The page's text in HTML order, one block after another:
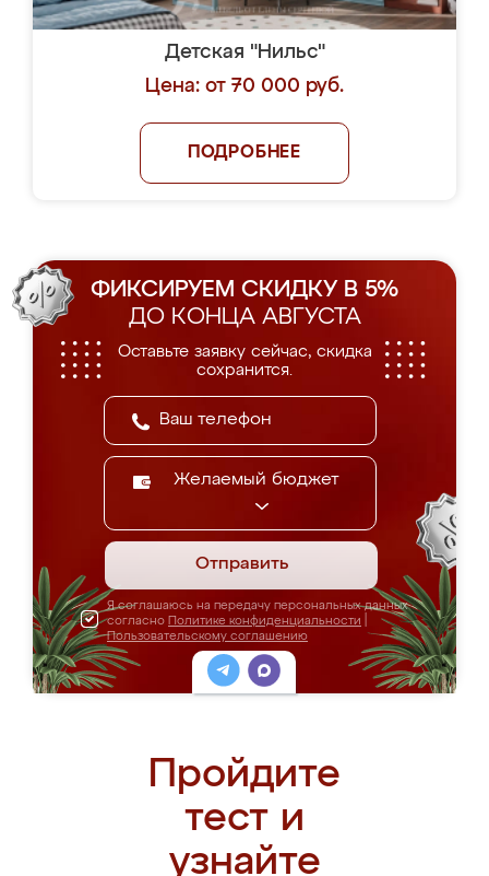
Детская "Нильс"
Цена: от 70 000 руб.
ПОДРОБНЕЕ
ФИКСИРУЕМ СКИДКУ В 5%
ДО КОНЦА АВГУСТА
Оставьте заявку сейчас, скидка
сохранится.
Желаемый бюджет
Отправить
Я соглашаюсь на передачу персональных данных
согласно Политике конфиденциальности
Пользовательскому соглашению
Пройдите
тест и
узнайте